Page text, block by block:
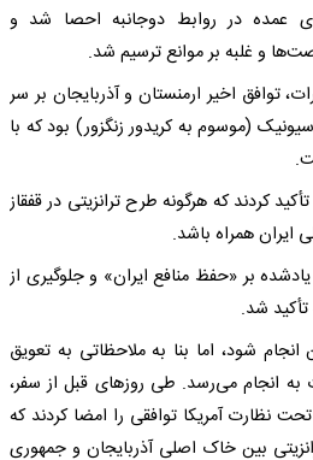
عمده در روابط دوجانبه احصا شد و
و غلبه بر موانع ترسیم شد.
توافق اخیر ارمنستان و آذربایجان بر سر
سیونیک (موسوم به کریدور زنگزور) بود که با
کردند که هرگونه طرح ترانزیتی در قفقاز
ایران همراه باشد.
بر «حفظ منافع ایران» و جلوگیری از
شد.
انجام شود، اما بنا به ملاحظاتی به تعویق
به انجام می‌رسد. طی روزهای قبل از سفر،
نظارت آمریکا توافقی را امضا کردند که
بین خاک اصلی آذربایجان و جمهوری